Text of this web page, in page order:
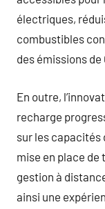
électriques,
combustibles
des émissions de
En outre,
recharge
sur les capacités
mise en place
gestion à
ainsi une